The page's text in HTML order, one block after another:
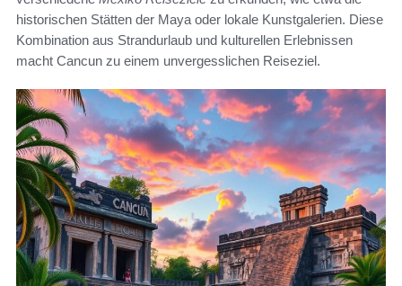
historischen Stätten der Maya oder lokale Kunstgalerien. Diese
Kombination aus Strandurlaub und kulturellen Erlebnissen
macht Cancun zu einem unvergesslichen Reiseziel.